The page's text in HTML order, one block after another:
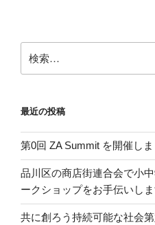
索:
最近の投稿
第0回 ZA Summit を開催しま
品川区の商店街連合会で小
ークショップをお手伝いしま
共に創ろう持続可能な社会